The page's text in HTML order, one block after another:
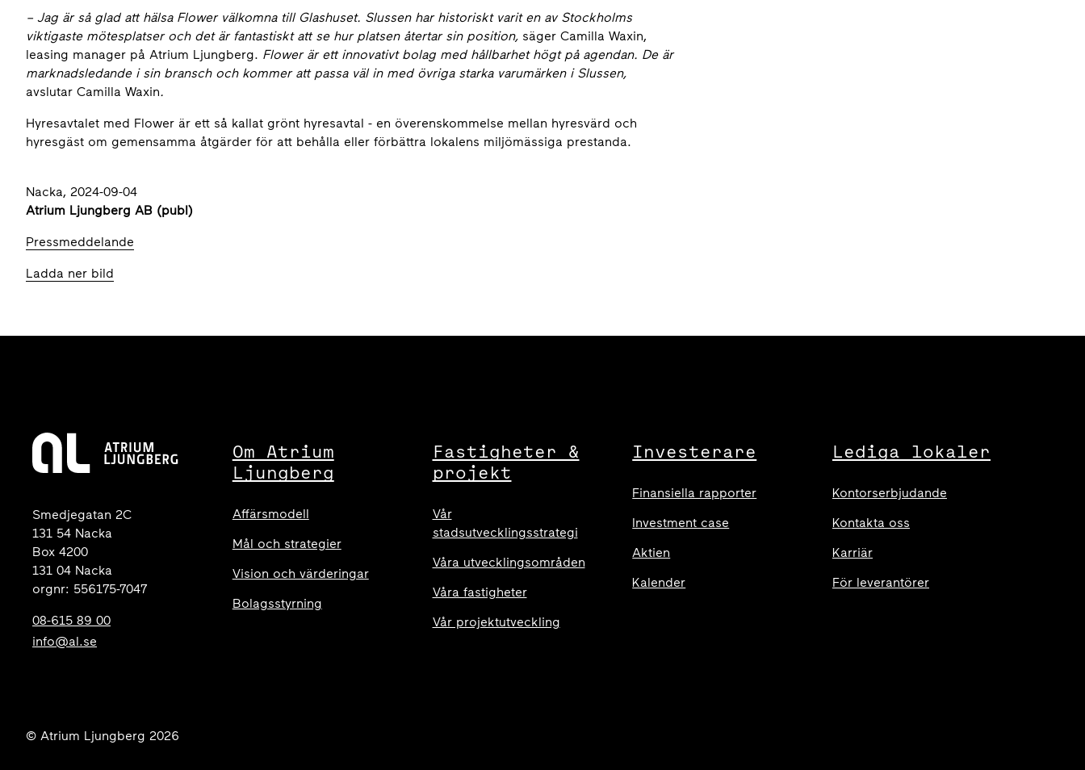
– Jag är så glad att hälsa Flower välkomna till Glashuset. Slussen har historiskt varit en av Stockholms
viktigaste mötesplatser och det är fantastiskt att se hur platsen återtar sin position, säger Camilla Waxin,
leasing manager på Atrium Ljungberg. Flower är ett innovativt bolag med hållbarhet högt på agendan. De är
marknadsledande i sin bransch och kommer att passa väl in med övriga starka varumärken i Slussen,
avslutar Camilla Waxin.
Hyresavtalet med Flower är ett så kallat grönt hyresavtal - en överenskommelse mellan hyresvärd och
hyresgäst om gemensamma åtgärder för att behålla eller förbättra lokalens miljömässiga prestanda.
Nacka, 2024-09-04
Atrium Ljungberg AB (publ)
Pressmeddelande
Ladda ner bild
Smedjegatan 2C
131 54 Nacka
Box 4200
131 04 Nacka
orgnr: 556175-7047
08-615 89 00
info@al.se
Om Atrium
Ljungberg
Affärsmodell
Mål och strategier
Vision och värderingar
Bolagsstyrning
Fastigheter &
projekt
Vår
stadsutvecklingsstrategi
Våra utvecklingsområden
Våra fastigheter
Vår projektutveckling
Investerare
Finansiella rapporter
Investment case
Aktien
Kalender
Lediga lokaler
Kontorserbjudande
Kontakta oss
Karriär
För leverantörer
© Atrium Ljungberg 2026